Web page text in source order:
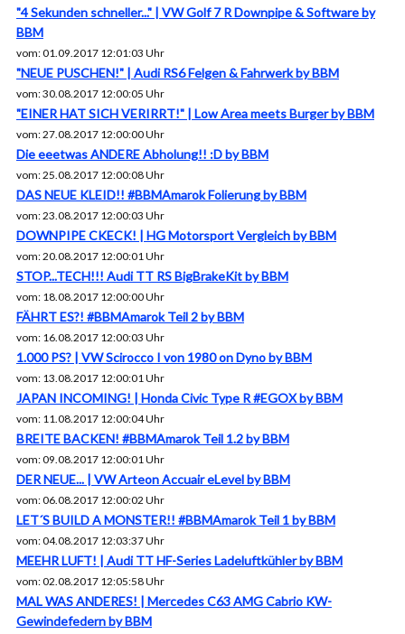
"4 Sekunden schneller..." | VW Golf 7 R Downpipe & Software by
BBM
vom: 01.09.2017 12:01:03 Uhr
"NEUE PUSCHEN!" | Audi RS6 Felgen & Fahrwerk by BBM
vom: 30.08.2017 12:00:05 Uhr
"EINER HAT SICH VERIRRT!" | Low Area meets Burger by BBM
vom: 27.08.2017 12:00:00 Uhr
Die eeetwas ANDERE Abholung!! :D by BBM
vom: 25.08.2017 12:00:08 Uhr
DAS NEUE KLEID!! #BBMAmarok Folierung by BBM
vom: 23.08.2017 12:00:03 Uhr
DOWNPIPE CKECK! | HG Motorsport Vergleich by BBM
vom: 20.08.2017 12:00:01 Uhr
STOP...TECH!!! Audi TT RS BigBrakeKit by BBM
vom: 18.08.2017 12:00:00 Uhr
FÄHRT ES?! #BBMAmarok Teil 2 by BBM
vom: 16.08.2017 12:00:03 Uhr
1.000 PS? | VW Scirocco I von 1980 on Dyno by BBM
vom: 13.08.2017 12:00:01 Uhr
JAPAN INCOMING! | Honda Civic Type R #EGOX by BBM
vom: 11.08.2017 12:00:04 Uhr
BREITE BACKEN! #BBMAmarok Teil 1.2 by BBM
vom: 09.08.2017 12:00:01 Uhr
DER NEUE... | VW Arteon Accuair eLevel by BBM
vom: 06.08.2017 12:00:02 Uhr
LET´S BUILD A MONSTER!! #BBMAmarok Teil 1 by BBM
vom: 04.08.2017 12:03:37 Uhr
MEEHR LUFT! | Audi TT HF-Series Ladeluftkühler by BBM
vom: 02.08.2017 12:05:58 Uhr
MAL WAS ANDERES! | Mercedes C63 AMG Cabrio KW-
Gewindefedern by BBM